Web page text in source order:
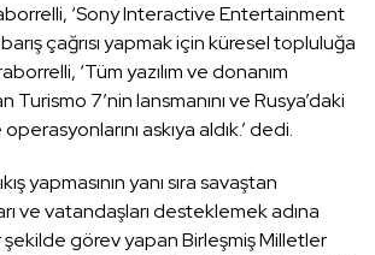
‘Sony Interactive Entertainment
çağrısı yapmak için küresel topluluğa
‘Tüm yazılım ve donanım
Turismo 7’nin lansmanını ve Rusya’daki
askıya aldık.’ dedi.
yapmasının yanı sıra savaştan
ve vatandaşları desteklemek adına
görev yapan Birleşmiş Milletler